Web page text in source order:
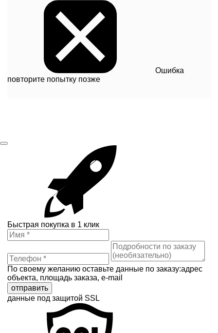
Ошибка
повторите попытку позже
Быстрая покупка в 1 клик
По своему желанию оставьте данные по заказу:адрес
объекта, площадь заказа, e-mail
отправить
данные под защитой SSL